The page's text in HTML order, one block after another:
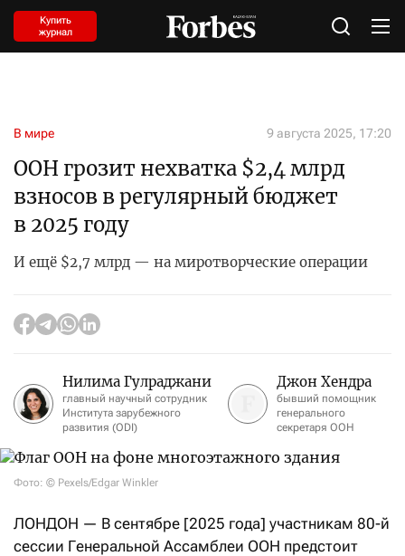
Купить
журнал
В мире 9 августа 2025, 17:20
ООН грозит нехватка $2,4 млрд
взносов в регулярный бюджет
в 2025 году
И ещё $2,7 млрд — на миротворческие операции
Нилима Гулраджани
главный научный сотрудник
Института зарубежного
развития (ODI)
Джон Хендра
бывший помощник
генерального
секретаря ООН
Фото: © Pexels/Edgar Winkler
ЛОНДОН — В сентябре [2025 года] участникам 80-й
сессии Генеральной Ассамблеи ООН предстоит